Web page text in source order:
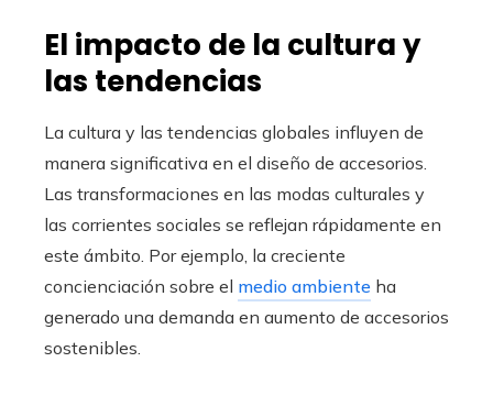
El impacto de la cultura y
las tendencias
La cultura y las tendencias globales influyen de
manera significativa en el diseño de accesorios.
Las transformaciones en las modas culturales y
las corrientes sociales se reflejan rápidamente en
este ámbito. Por ejemplo, la creciente
concienciación sobre el medio ambiente ha
generado una demanda en aumento de accesorios
sostenibles.